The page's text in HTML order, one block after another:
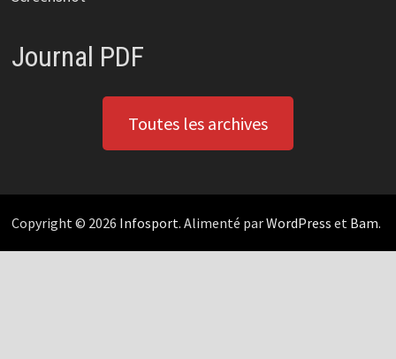
Journal PDF
Toutes les archives
Copyright © 2026 Infosport. Alimenté parWordPress et Bam.